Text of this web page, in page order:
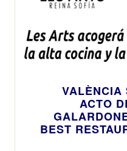
VALÈNCIA
ACTO
BEST